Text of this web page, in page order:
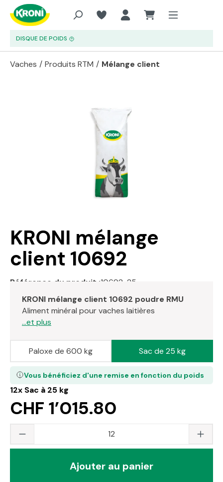
Aller au contenu principal
DISQUE DE POIDS
Vaches / Produits RTM / Mélange client
KRONI mélange
client 10692
Référence du produit :10692-25
KRONI mélange client 10692 poudre RMU
Aliment minéral pour vaches laitières
...et plus
12x Sac à 25 kg
CHF 1’015.80
Vous bénéficiez d'une remise en fonction du poids
Paloxe de 600 kg Sac de 25 kg
Quantité du produit : saisissez la valeur
Ajouter au panier